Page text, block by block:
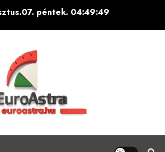
péntek. 04:49:50